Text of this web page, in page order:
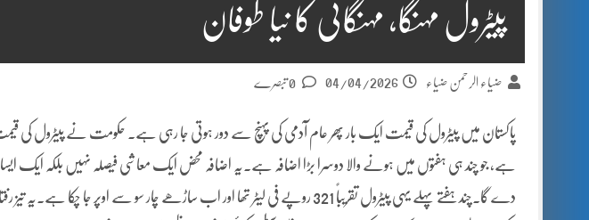
پیٹرول مہنگا، مہنگائی کا نیا طوفان
ضیاء الرحمن ضیاء 04/04/2026
ہے، جو چند ہی ہفتوں میں ہونے والا دوسرا بڑا اضافہ ہے۔یہ اضافہ محض ایک معاشی فیصلہ نہیں بلکہ ایک ایسا
دے گا۔چند ہفتے پہلے یہی پیٹرول تقریباً 321 روپے فی لیٹر تھا اور اب ساڑھے چار سو سے اوپر